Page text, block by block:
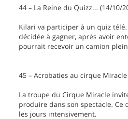
44 – La Reine du Quizz... (14/10/
Kilari va participer à un quiz
décidée à gagner, après avoir
pourrait recevoir un camion
45 – Acrobaties au cirque
La troupe du Cirque Miracle
produire dans son spectacle. Ce
les jours intensivement.